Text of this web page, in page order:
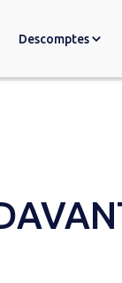
Descomptes